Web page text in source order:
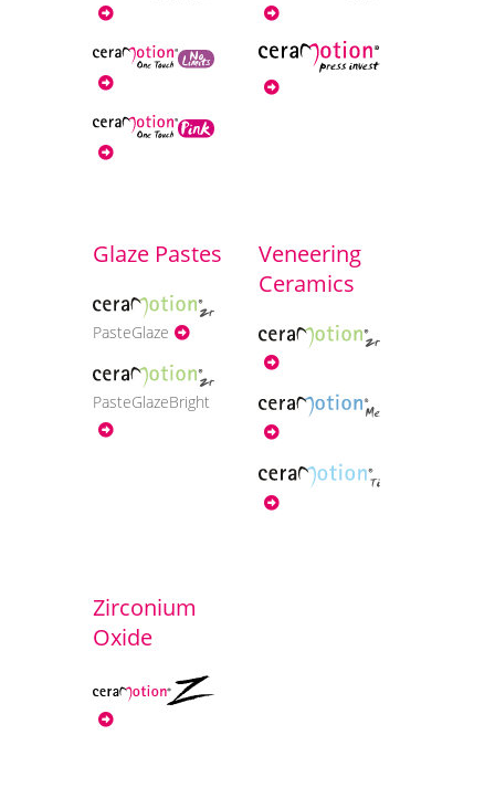
Glaze Pastes
PasteGlaze
PasteGlazeBright
Veneering
Ceramics
Zirconium
Oxide